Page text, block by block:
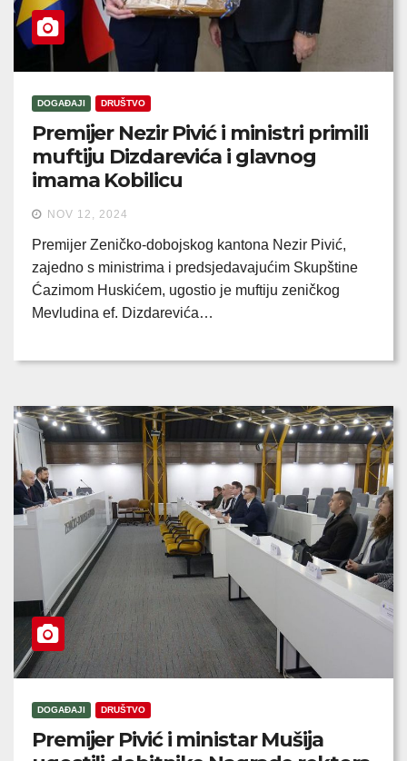
DOGAĐAJI DRUŠTVO
Premijer Nezir Pivić i ministri primili
muftiju Dizdarevića i glavnog
imama Kobilicu
NOV 12, 2024
Premijer Zeničko-dobojskog kantona Nezir Pivić,
zajedno s ministrima i predsjedavajućim Skupštine
Ćazimom Huskićem, ugostio je muftiju zeničkog
Mevludina ef. Dizdarevića…
DOGAĐAJI DRUŠTVO
Premijer Pivić i ministar Mušija